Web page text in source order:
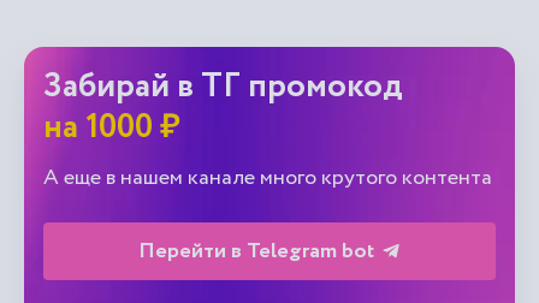
Забирай в ТГ промокод
на 1000 ₽
А еще в нашем канале много крутого контента
Перейти в Telegram bot